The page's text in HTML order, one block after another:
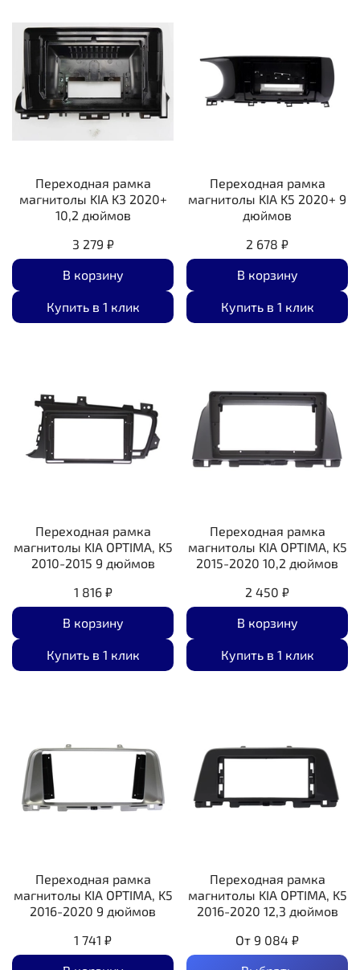
Переходная рамка
магнитолы KIA K3 2020+
10,2 дюймов
3 279 ₽
В корзину
Купить в 1 клик
Переходная рамка
магнитолы KIA K5 2020+ 9
дюймов
2 678 ₽
В корзину
Купить в 1 клик
Переходная рамка
магнитолы KIA OPTIMA, K5
2010-2015 9 дюймов
1 816 ₽
В корзину
Купить в 1 клик
Переходная рамка
магнитолы KIA OPTIMA, K5
2015-2020 10,2 дюймов
2 450 ₽
В корзину
Купить в 1 клик
Переходная рамка
магнитолы KIA OPTIMA, K5
2016-2020 9 дюймов
1 741 ₽
Переходная рамка
магнитолы KIA OPTIMA, K5
2016-2020 12,3 дюймов
От 9 084 ₽